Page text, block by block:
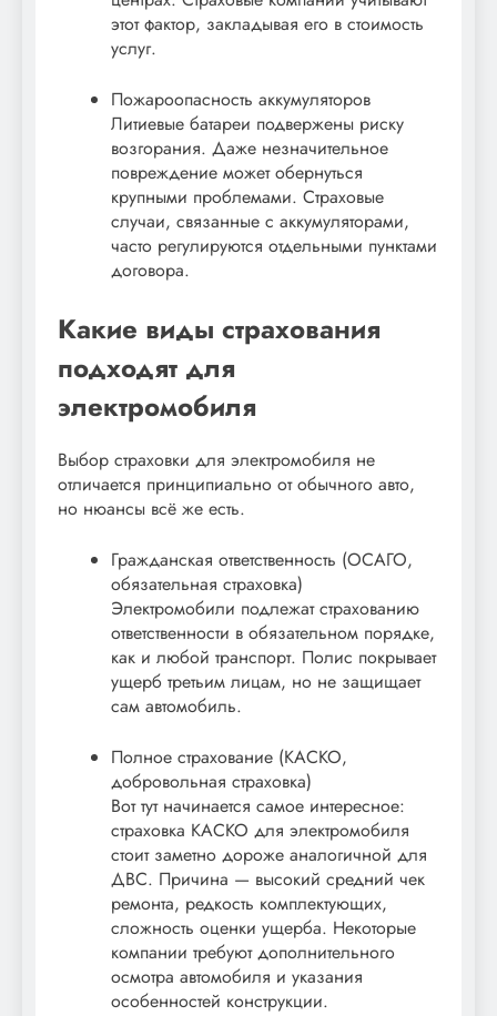
этот фактор, закладывая его в стоимость
услуг.
Пожароопасность аккумуляторов
Литиевые батареи подвержены риску
возгорания. Даже незначительное
повреждение может обернуться
крупными проблемами. Страховые
случаи, связанные с аккумуляторами,
часто регулируются отдельными пунктами
договора.
Какие виды страхования
подходят для
электромобиля
Выбор страховки для электромобиля не
отличается принципиально от обычного авто,
но нюансы всё же есть.
Гражданская ответственность (ОСАГО,
обязательная страховка)
Электромобили подлежат страхованию
ответственности в обязательном порядке,
как и любой транспорт. Полис покрывает
ущерб третьим лицам, но не защищает
сам автомобиль.
Полное страхование (КАСКО,
добровольная страховка)
Вот тут начинается самое интересное:
страховка КАСКО для электромобиля
стоит заметно дороже аналогичной для
ДВС. Причина — высокий средний чек
ремонта, редкость комплектующих,
сложность оценки ущерба. Некоторые
компании требуют дополнительного
осмотра автомобиля и указания
особенностей конструкции.